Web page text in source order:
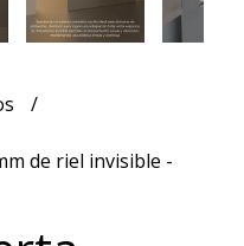
de riel invisible -